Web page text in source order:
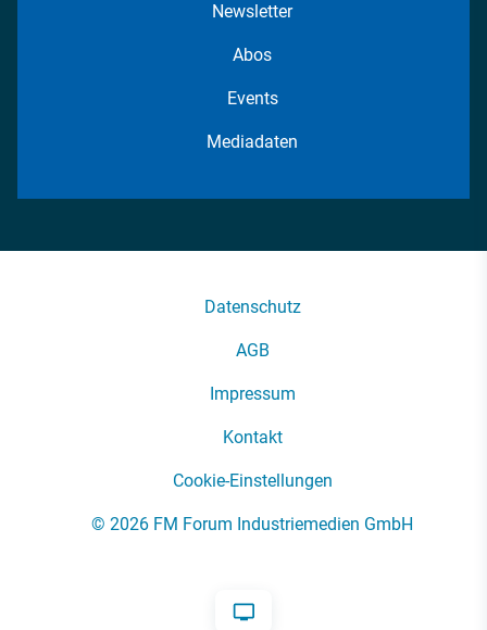
Newsletter
Abos
Events
Mediadaten
Datenschutz
AGB
Impressum
Kontakt
Cookie-Einstellungen
© 2026 FM Forum Industriemedien GmbH